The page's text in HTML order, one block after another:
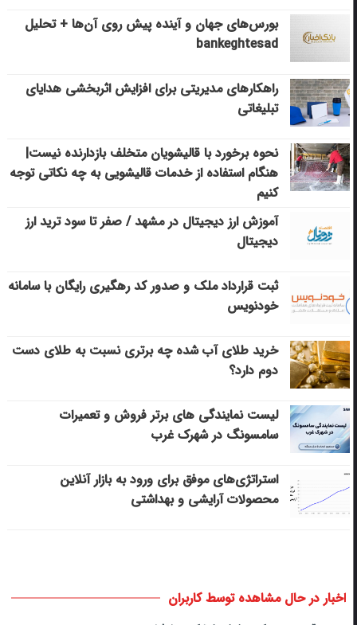
بورس‌های جهان و آینده پیش روی آن‌ها + تحلیل
bankeghtesad
راهکارهای مدیریتی برای افزایش اثربخشی هدایای
تبلیغاتی
نحوه برخورد با قالیشویان متخلف بازدارنده نیست|
هنگام استفاده از خدمات قالیشویی به چه نکاتی توجه
کنیم
آموزش ارز دیجیتال در مشهد / صفر تا سود ترید ارز
دیجیتال
ثبت قرارداد ملک و صدور کد رهگیری رایگان با سامانه
خودنویس
خرید طلای آب شده چه برتری نسبت به طلای دست
دوم دارد؟
لیست نمایندگی های برتر فروش و تعمیرات
سامسونگ در شهرک غرب
استراتژی‌های موفق برای ورود به بازار آنلاین
محصولات آرایشی و بهداشتی
اخبار در حال مشاهده توسط کاربران